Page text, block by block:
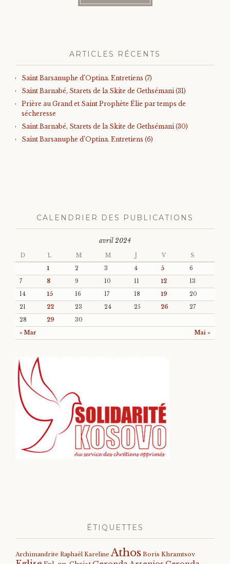
ARTICLES RÉCENTS
Saint Barsanuphe d’Optina. Entretiens (7)
Saint Barnabé, Starets de la Skite de Gethsémani (31)
Prière au Grand et Saint Prophète Élie par temps de
sécheresse
Saint Barnabé, Starets de la Skite de Gethsémani (30)
Saint Barsanuphe d’Optina. Entretiens (6)
CALENDRIER DES PUBLICATIONS
avril 2024
D L M M J V S
« Mar Mai »
1 2 3 4 5
6
7
8 9 10 11 12
13
14
15 16 17 18 19
20
21
22 23 24 25 26
27
28
29 30
ÉTIQUETTES
Archimandrite Raphaël Kareline Athos Boris Khramtsov